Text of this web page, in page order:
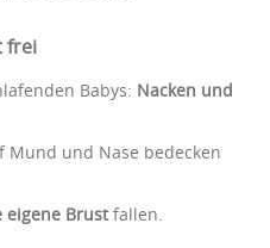
frei
Babys: Nacken und
Mund und Nase bedecken
Brustfallen.